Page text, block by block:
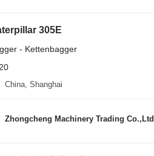
305E
- Kettenbagger
China, Shanghai
Zhongcheng Machinery Trading Co.,Ltd